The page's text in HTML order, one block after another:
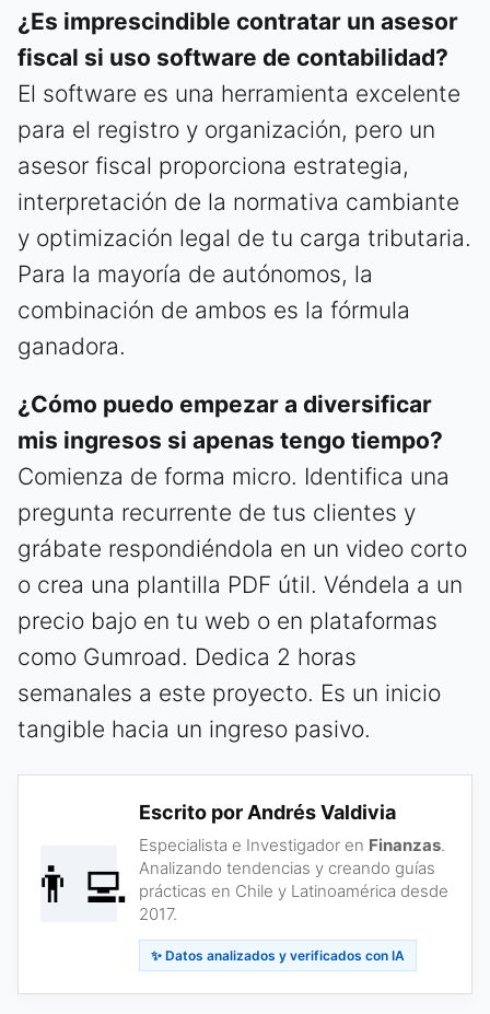
¿Es imprescindible contratar un asesor
fiscal si uso software de contabilidad?
El software es una herramienta excelente
para el registro y organización, pero un
asesor fiscal proporciona estrategia,
interpretación de la normativa cambiante
y optimización legal de tu carga tributaria.
Para la mayoría de autónomos, la
combinación de ambos es la fórmula
ganadora.
¿Cómo puedo empezar a diversificar
mis ingresos si apenas tengo tiempo?
Comienza de forma micro. Identifica una
pregunta recurrente de tus clientes y
grábate respondiéndola en un video corto
o crea una plantilla PDF útil. Véndela a un
precio bajo en tu web o en plataformas
como Gumroad. Dedica 2 horas
semanales a este proyecto. Es un inicio
tangible hacia un ingreso pasivo.
👨‍💻
Escrito por Andrés Valdivia
Especialista e Investigador en Finanzas.
Analizando tendencias y creando guías
prácticas en Chile y Latinoamérica desde
2017.
✨ Datos analizados y verificados con IA